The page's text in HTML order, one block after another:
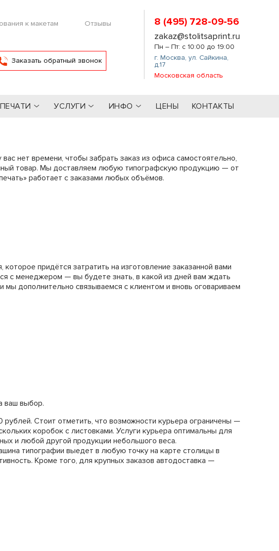
к макетам Отзывы
Заказать обратный звонок
8 (495) 728-09-56
zakaz@stolitsaprint.ru
Пн – Пт: с 10:00 до 19:00
г. Москва,ул. Сайкина,
д.17
Московская область
УСЛУГИ ИНФО ЦЕНЫ КОНТАКТЫ
нет времени, чтобы забрать заказ из офиса самостоятельно,
товар. Мы доставляем любую типографскую продукцию — от
работает с заказами любых объёмов.
придётся затратить на изготовление заказанной вами
с менеджером — вы будете знать, в какой из дней вам ждать
мы дополнительно связываемся с клиентом и вновь оговариваем
ваш выбор.
Стоит отметить, что возможности курьера ограничены —
коробок с листовками. Услуги курьера оптимальны для
и любой другой продукции небольшого веса.
типографии выедет в любую точку на карте столицы в
Кроме того, для крупных заказов автодоставка —